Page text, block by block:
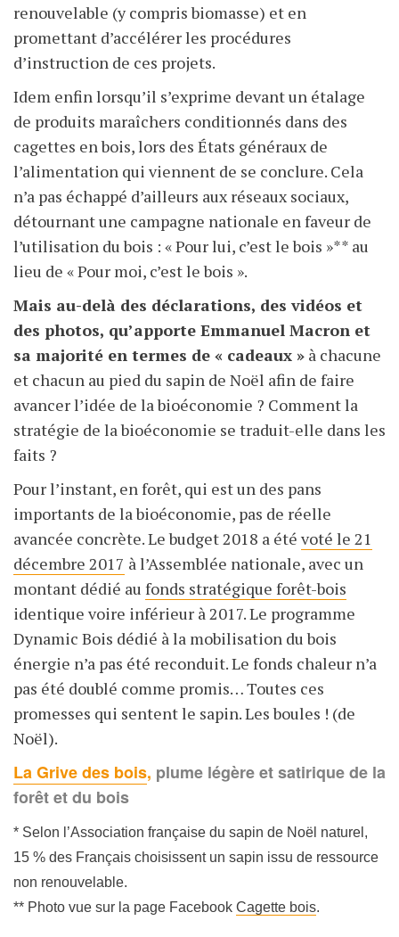
renouvelable (y compris biomasse) et en
promettant d’accélérer les procédures
d’instruction de ces projets.
Idem enfin lorsqu’il s’exprime devant un étalage
de produits maraîchers conditionnés dans des
cagettes en bois, lors des États généraux de
l’alimentation qui viennent de se conclure. Cela
n’a pas échappé d’ailleurs aux réseaux sociaux,
détournant une campagne nationale en faveur de
l’utilisation du bois : « Pour lui, c’est le bois »** au
lieu de « Pour moi, c’est le bois ».
Mais au-delà des déclarations, des vidéos et
des photos, qu’apporte Emmanuel Macron et
sa majorité en termes de « cadeaux » à chacune
et chacun au pied du sapin de Noël afin de faire
avancer l’idée de la bioéconomie ? Comment la
stratégie de la bioéconomie se traduit-elle dans les
faits ?
Pour l’instant, en forêt, qui est un des pans
importants de la bioéconomie, pas de réelle
avancée concrète. Le budget 2018 a été voté le 21
décembre 2017 à l’Assemblée nationale, avec un
montant dédié au fonds stratégique forêt-bois
identique voire inférieur à 2017. Le programme
Dynamic Bois dédié à la mobilisation du bois
énergie n’a pas été reconduit. Le fonds chaleur n’a
pas été doublé comme promis… Toutes ces
promesses qui sentent le sapin. Les boules ! (de
Noël).
La Grive des bois, plume légère et satirique de la
forêt et du bois
* Selon l’Association française du sapin de Noël naturel,
15 % des Français choisissent un sapin issu de ressource
non renouvelable.
** Photo vue sur la page Facebook Cagette bois.